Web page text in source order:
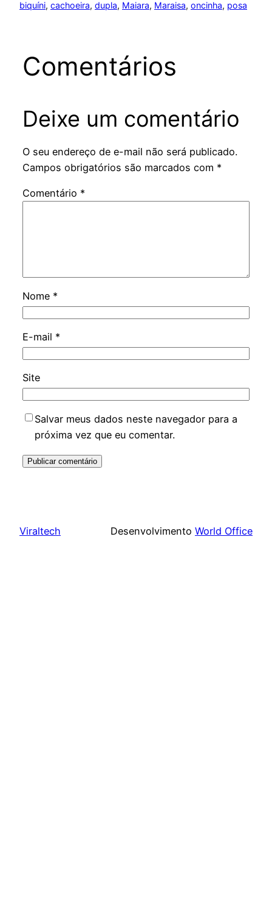
biquíni, cachoeira, dupla, Maiara, Maraisa, oncinha, posa
Comentários
Deixe um comentário
O seu endereço de e-mail não será publicado.
Campos obrigatórios são marcados com *
Comentário *
Nome *
E-mail *
Site
Salvar meus dados neste navegador para a
próxima vez que eu comentar.
Viraltech Desenvolvimento World Office